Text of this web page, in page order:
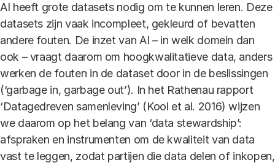
AI heeft grote datasets nodig om te kunnen leren. Deze
datasets zijn vaak incompleet, gekleurd of bevatten
andere fouten. De inzet van AI – in welk domein dan
ook – vraagt daarom om hoogkwalitatieve data, anders
werken de fouten in de dataset door in de beslissingen
(‘garbage in, garbage out’). In het Rathenau rapport
‘Datagedreven samenleving’ (Kool et al. 2016) wijzen
we daarom op het belang van ‘data stewardship’:
afspraken en instrumenten om de kwaliteit van data
vast te leggen, zodat partijen die data delen of inkopen,